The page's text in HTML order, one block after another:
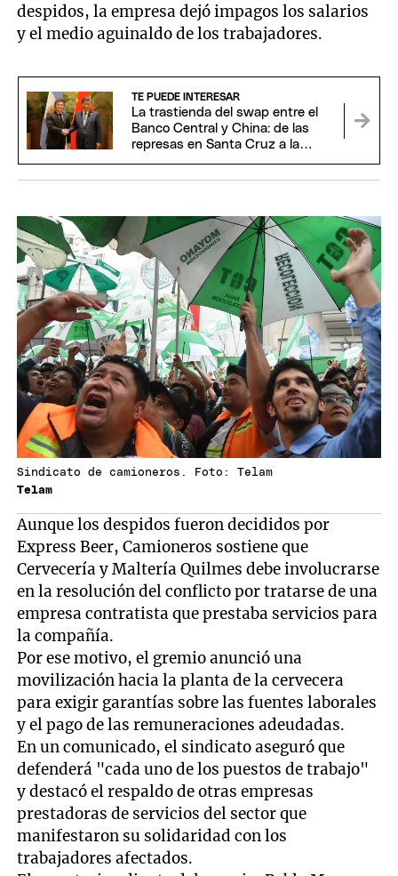
despidos, la empresa dejó impagos los salarios
y el medio aguinaldo de los trabajadores.
TE PUEDE INTERESAR
La trastienda del swap entre el
Banco Central y China: de las
represas en Santa Cruz a la
Sindicato de camioneros. Foto: Telam
Telam
Aunque los despidos fueron decididos por
Express Beer, Camioneros sostiene que
Cervecería y Maltería Quilmes debe involucrarse
en la resolución del conflicto por tratarse de una
empresa contratista que prestaba servicios para
la compañía.
Por ese motivo, el gremio anunció una
movilización hacia la planta de la cervecera
para exigir garantías sobre las fuentes laborales
y el pago de las remuneraciones adeudadas.
En un comunicado, el sindicato aseguró que
defenderá "cada uno de los puestos de trabajo"
y destacó el respaldo de otras empresas
prestadoras de servicios del sector que
manifestaron su solidaridad con los
trabajadores afectados.